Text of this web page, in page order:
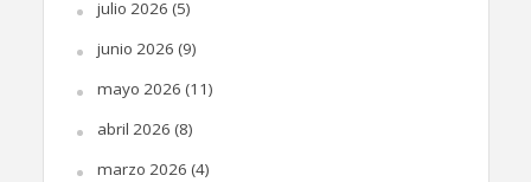
julio 2026 (5)
junio 2026 (9)
mayo 2026 (11)
abril 2026 (8)
marzo 2026 (4)